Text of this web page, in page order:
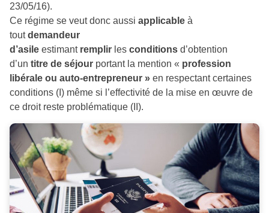
23/05/16).
Ce régime se veut donc aussi applicable à
toutdemandeur
d’asile estimant remplir les conditions d’obtention
d’un titre de séjour portant la mention « profession
libérale ou auto-entrepreneur » en respectant certaines
conditions (I) même si l’effectivité de la mise en œuvre de
ce droit reste problématique (II).